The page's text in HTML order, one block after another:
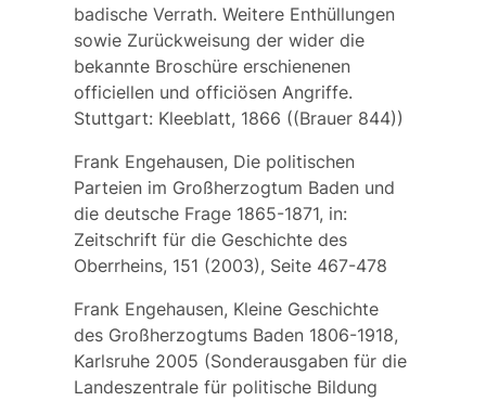
badische Verrath. Weitere Enthüllungen
sowie Zurückweisung der wider die
bekannte Broschüre erschienenen
officiellen und officiösen Angriffe.
Stuttgart: Kleeblatt, 1866 ((Brauer 844))
Frank Engehausen, Die politischen
Parteien im Großherzogtum Baden und
die deutsche Frage 1865-1871, in:
Zeitschrift für die Geschichte des
Oberrheins, 151 (2003), Seite 467-478
Frank Engehausen, Kleine Geschichte
des Großherzogtums Baden 1806-1918,
Karlsruhe 2005 (Sonderausgaben für die
Landeszentrale für politische Bildung